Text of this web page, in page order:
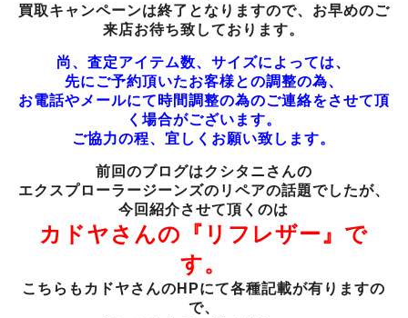
買取キャンペーンは終了となりますので、お早めのご
来店お待ち致しております。
尚、査定アイテム数、サイズによっては、
先にご予約頂いたお客様との調整の為、
お電話やメールにて時間調整の為のご連絡をさせて頂
く場合がございます。
ご協力の程、宜しくお願い致します。
前回のブログはクシタニさんの
エクスプローラージーンズのリペアの話題でしたが、
今回紹介させて頂くのは
カドヤさんの『リフレザー』で
す。
こちらもカドヤさんのHPにて各種記載が有りますの
で、